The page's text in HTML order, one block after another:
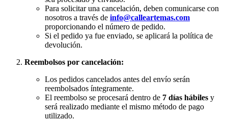
Para solicitar una cancelación, deben comunicarse con
nosotros a través de info@calleartemas.com
proporcionando el número de pedido.
Si el pedido ya fue enviado, se aplicará la política de
devolución.
Reembolsos por cancelación:
Los pedidos cancelados antes del envío serán
reembolsados íntegramente.
El reembolso se procesará dentro de 7 días hábiles y
será realizado mediante el mismo método de pago
utilizado.